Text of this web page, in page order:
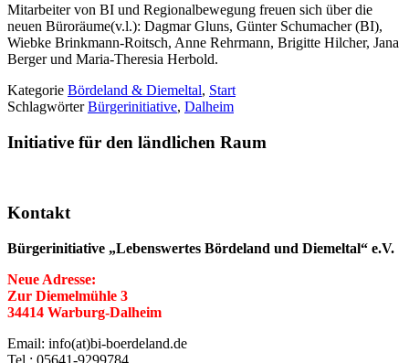
Mitarbeiter von BI und Regionalbewegung freuen sich über die
neuen Büroräume(v.l.): Dagmar Gluns, Günter Schumacher (BI),
Wiebke Brinkmann-Roitsch, Anne Rehrmann, Brigitte Hilcher, Jana
Berger und Maria-Theresia Herbold.
Kategorie Bördeland & Diemeltal, Start
SchlagwörterBürgerinitiative, Dalheim
Initiative für den ländlichen Raum
Kontakt
Bürgerinitiative „Lebenswertes Bördeland und Diemeltal“ e.V.
Neue Adresse:
Zur Diemelmühle 3
34414 Warburg-Dalheim
Email: info(at)bi-boerdeland.de
Tel.: 05641-9299784